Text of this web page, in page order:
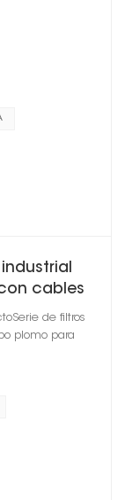
industrial
cables
de filtros
plomo para